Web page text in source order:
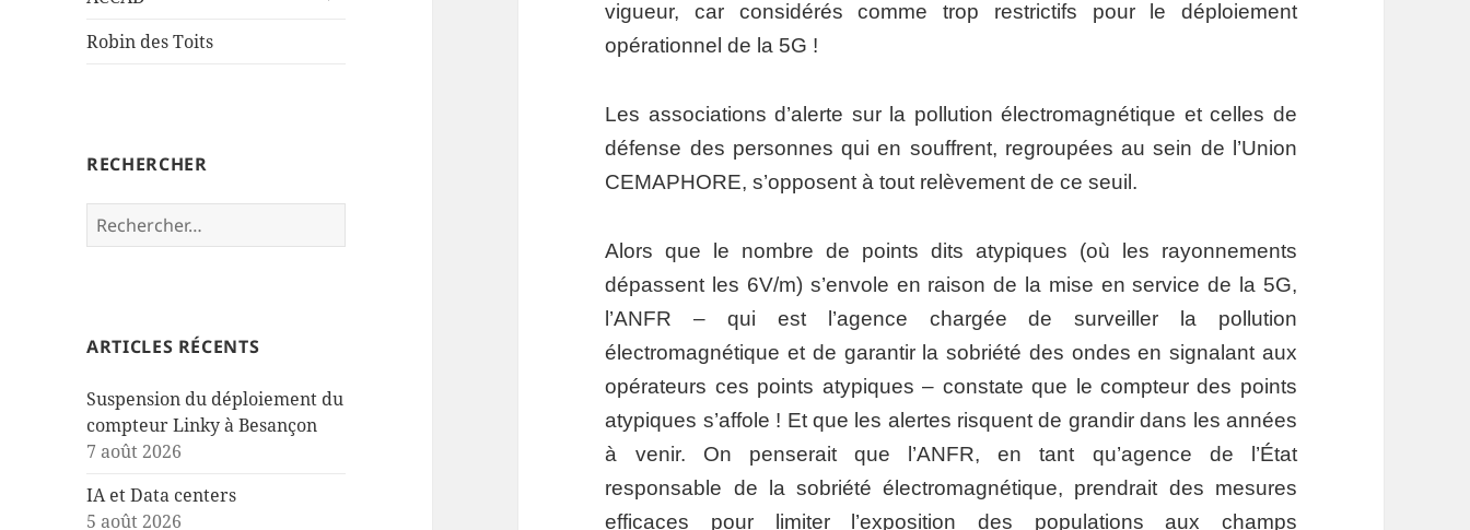
Robin des Toits
RECHERCHER
Rechercher :
ARTICLES RÉCENTS
Suspension du déploiement du
compteur Linky à Besançon
7 août 2026
IA et Data centers
5 août 2026
vigueur, car considérés comme trop restrictifs pour le déploiement
opérationnel de la 5G !
Les associations d’alerte sur la pollution électromagnétique et celles de
défense des personnes qui en souffrent, regroupées au sein de l’Union
CEMAPHORE, s’opposent à tout relèvement de ce seuil.
Alors que le nombre de points dits atypiques (où les rayonnements
dépassent les 6V/m) s’envole en raison de la mise en service de la 5G,
l’ANFR – qui est l’agence chargée de surveiller la pollution
électromagnétique et de garantir la sobriété des ondes en signalant aux
opérateurs ces points atypiques – constate que le compteur des points
atypiques s’affole ! Et que les alertes risquent de grandir dans les années
à venir. On penserait que l’ANFR, en tant qu’agence de l’État
responsable de la sobriété électromagnétique, prendrait des mesures
efficaces pour limiter l’exposition des populations aux champs